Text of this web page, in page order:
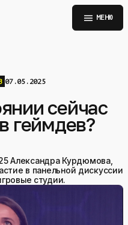
menu МЕНЮ
07.05.2025
сейчас
геймдев?
Александра Курдюмова,
в панельной дискуссии
студии.